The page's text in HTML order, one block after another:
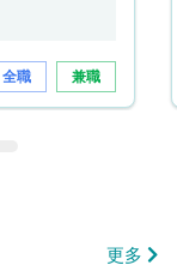
全職 兼職
更多